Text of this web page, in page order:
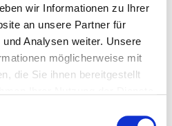
wir Informationen zu Ihrer
an unsere Partner für
Analysen weiter. Unsere
möglicherweise mit
die Sie ihnen bereitgestellt